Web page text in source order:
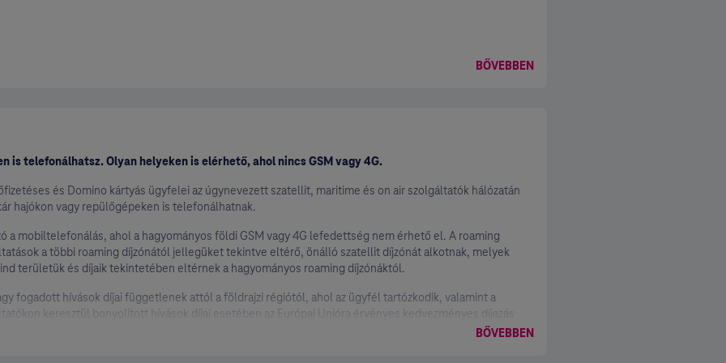
is)
is)
BŐVEBBEN
is telefonálhatsz. Olyan helyeken is elérhető, ahol nincs GSM vagy 4G.
és Domino kártyás ügyfelei az úgynevezett szatellit, maritime és on air szolgáltatók hálózatán
hajókon vagy repülőgépeken is telefonálhatnak.
a mobiltelefonálás, ahol a hagyományos földi GSM vagy 4G lefedettség nem érhető el. A roaming
a többi roaming díjzónától jellegüket tekintve eltérő, önálló szatellit díjzónát alkotnak, melyek
területük és díjaik tekintetében eltérnek a hagyományos roaming díjzónáktól.
fogadott hívások díjai függetlenek attól a földrajzi régiótól, ahol az ügyfél tartózkodik, valamint a
keresztül bonyolított hívások díjai esetében az Európai Unióra érvényes kedvezményes díjazás
BŐVEBBEN